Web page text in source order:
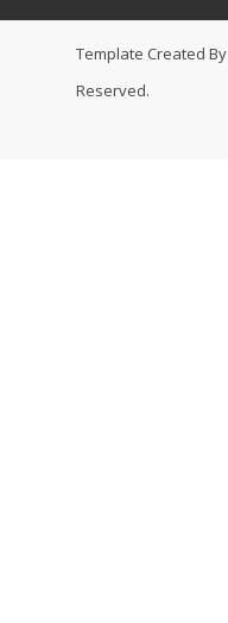
Template Created By
Reserved.